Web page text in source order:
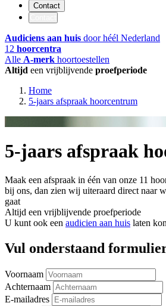
Contact
Audiciens aan huis door héél Nederland
12 hoorcentra
Alle A-merk hoortoestellen
Altijd een vrijblijvende proefperiode
Home
5-jaars afspraak hoorcentrum
5-jaars afspraak
Maak een afspraak in één van onze 11
bij ons, dan zien wij uiteraard direct naar
gaat
Altijd een vrijblijvende proefperiode
U kunt ook een audicien aan huis laten
Vul onderstaand
Voornaam
Achternaam
E-mailadres